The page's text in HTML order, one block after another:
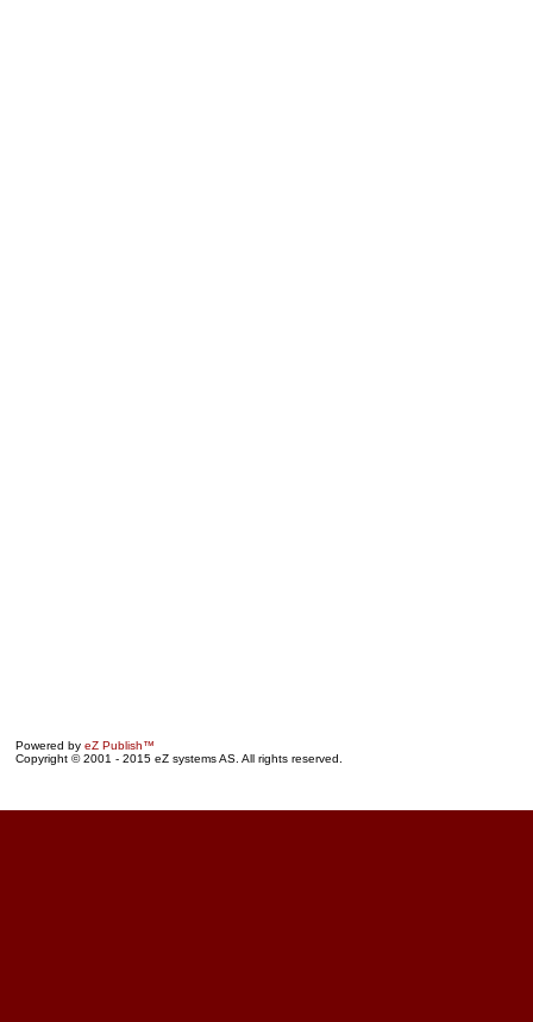
Powered by eZ Publish™
Copyright © 2001 - 2015 eZ systems AS. All rights reserved.